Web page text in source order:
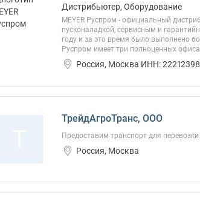
Дистрибьютер, Оборудование
MEYER Руспром - официальный
пусконаладкой, сервисным и
году и за это время было выполнено
Руспром имеет три полноценных
Россия, Москва ИНН:
ТрейдАгроТранс, ООО
Предоставим транспорт для
Россия, Москва